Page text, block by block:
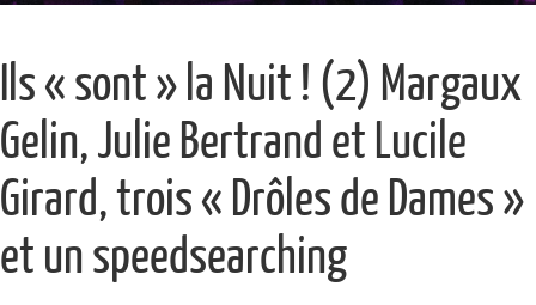
Ils « sont » la Nuit ! (2) Margaux
Gelin, Julie Bertrand et Lucile
Girard, trois « Drôles de Dames »
et un speedsearching